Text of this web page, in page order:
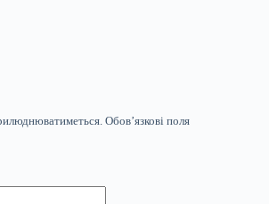
Обов’язкові поля